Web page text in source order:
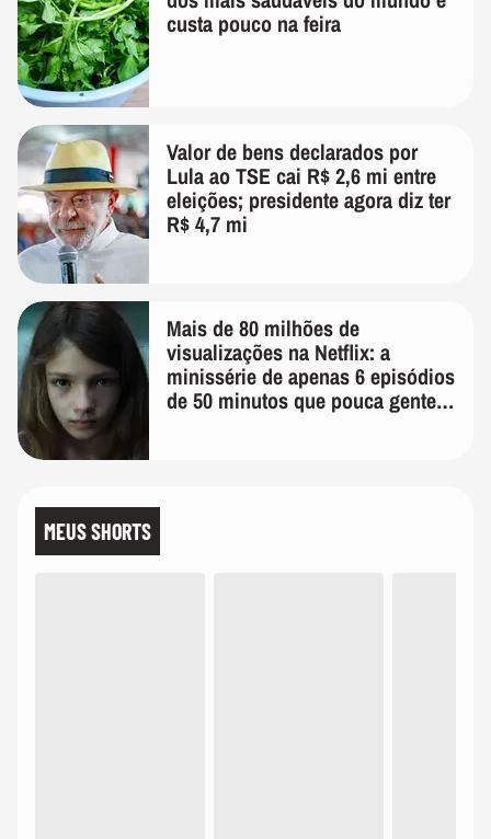
custa pouco na feira
Valor de bens declarados por
Lula ao TSE cai R$ 2,6 mi entre
eleições; presidente agora diz ter
R$ 4,7 mi
Mais de 80 milhões de
visualizações na Netflix: a
minissérie de apenas 6 episódios
de 50 minutos que pouca gente
MEUS SHORTS